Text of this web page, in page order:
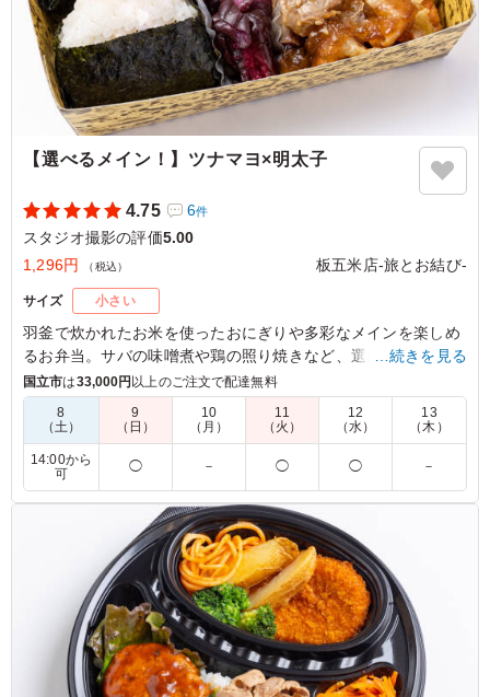
【選べるメイン！】ツナマヨ×明太子
4.75 6件
スタジオ撮影の評価5.00
1,296円
（税込） 板五米店-旅とお結び-
サイズ 小さい
羽釜で炊かれたお米を使ったおにぎりや多彩なメインを楽しめ
るお弁当。サバの味噌煮や鶏の照り焼きなど、選び抜かれた料
理が詰まっています。玉子焼きや肉団子も添えられ、ランチや
会議中のひとときにぴったり。豊かな味わいをお楽しみくださ
い。
※選べるメインは「サバの味噌煮」か「サバの麴焼き」か「鶏
の照り焼き」か「豚の生姜焼き」からお選びいただけます。下
記プルダウンよりお選びください。(画像は「鶏の照り焼き」)
コンデナスト・ジャパン
ツナマヨが明太子の辛さをやさしく包み込んでいて食べや
すい。コクがありつつ後味は重すぎず、バランスが良いで
す。ごはんとの相性がよく、満足感があります。また頼み
たいコンビネーションです。
…続きを見る
国立市は33,000円以上のご注文で配達無料
8
（土）
9
（日）
10
（月）
11
（火）
12
（水）
13
（木）
14:00から
可
◯ － ◯ ◯ －